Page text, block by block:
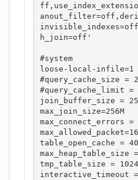
h_join=off'
#system
loose-local-infile=1
#query_cache_size =
#query_cache_limit =
join_buffer_size =
max_join_size=256M
max_connect_errors =
table_open_cache =
max_heap_table_size
tmp_table_size =
interactive_timeout